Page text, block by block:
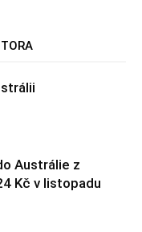
Austrálie z
Kč v listopadu